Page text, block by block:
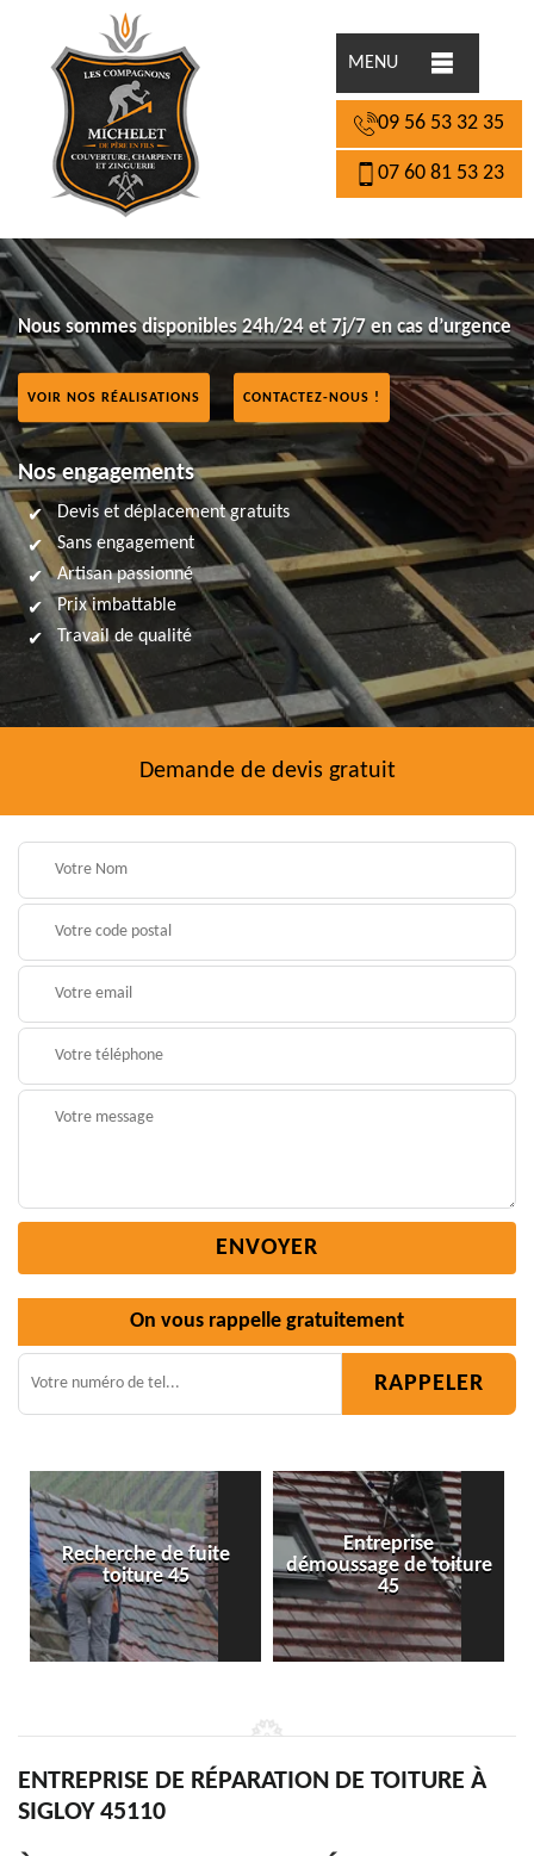
MENU
09 56 53 32 35
07 60 81 53 23
Nous sommes disponibles 24h/24 et 7j/7 en cas d’urgence
VOIR NOS RÉALISATIONS CONTACTEZ-NOUS !
Nos engagements
Devis et déplacement gratuits
Sans engagement
Artisan passionné
Prix imbattable
Travail de qualité
Demande de devis gratuit
On vous rappelle gratuitement
Entreprise
démoussage de toiture
45
Isolation toiture 45
ENTREPRISE DE RÉPARATION DE TOITURE À
SIGLOY 45110